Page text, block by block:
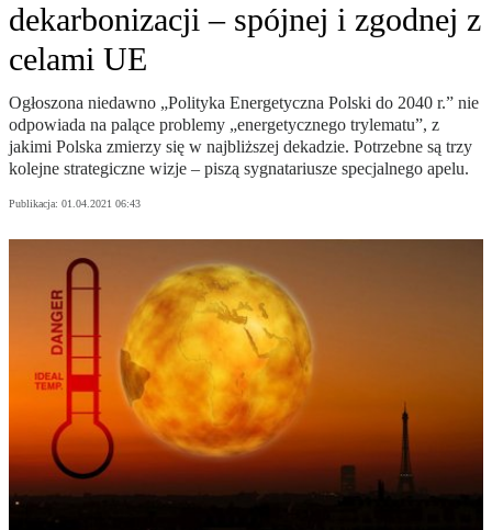
dekarbonizacji – spójnej i zgodnej z
celami UE
Ogłoszona niedawno „Polityka Energetyczna Polski do 2040 r.” nie
odpowiada na palące problemy „energetycznego trylematu”, z
jakimi Polska zmierzy się w najbliższej dekadzie. Potrzebne są trzy
kolejne strategiczne wizje – piszą sygnatariusze specjalnego apelu.
Publikacja: 01.04.2021 06:43